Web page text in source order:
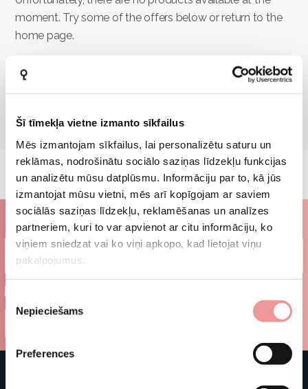
Šī tīmekļa vietne izmanto sīkfailus
Mēs izmantojam sīkfailus, lai personalizētu saturu un
reklāmas, nodrošinātu sociālo saziņas līdzekļu funkcijas
un analizētu mūsu datplūsmu. Informāciju par to, kā jūs
izmantojat mūsu vietni, mēs arī kopīgojam ar saviem
sociālās saziņas līdzekļu, reklamēšanas un analīzes
partneriem, kuri to var apvienot ar citu informāciju, ko
viņiem sniedzat vai ko viņi apkopo, kad lietojat viņu
pakalpojumus.
Piekrišanas
izvēle
Nepieciešams
Preferences
moment. Try some of the offers below or return to the
home page.
GO BACK TO MAIN
Subscribe to our newsletter